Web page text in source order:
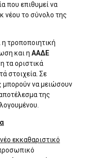
που επιθυμεί να
νέου το σύνολο της
τροποποιητική
και η ΑΑΔΕ
τα οριστικά
στοιχεία. Σε
μπορούν να μειώσουν
της
εκκαθαριστικό